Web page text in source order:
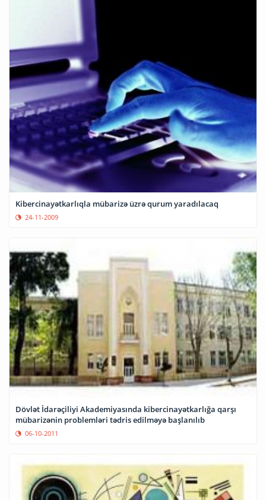
Kibercinayətkarlıqla mübarizə üzrə qurum yaradılacaq
24-11-2009
Dövlət İdarəçiliyi Akademiyasında kibercinayətkarlığa qarşı
mübarizənin problemləri tədris edilməyə başlanılıb
06-10-2011